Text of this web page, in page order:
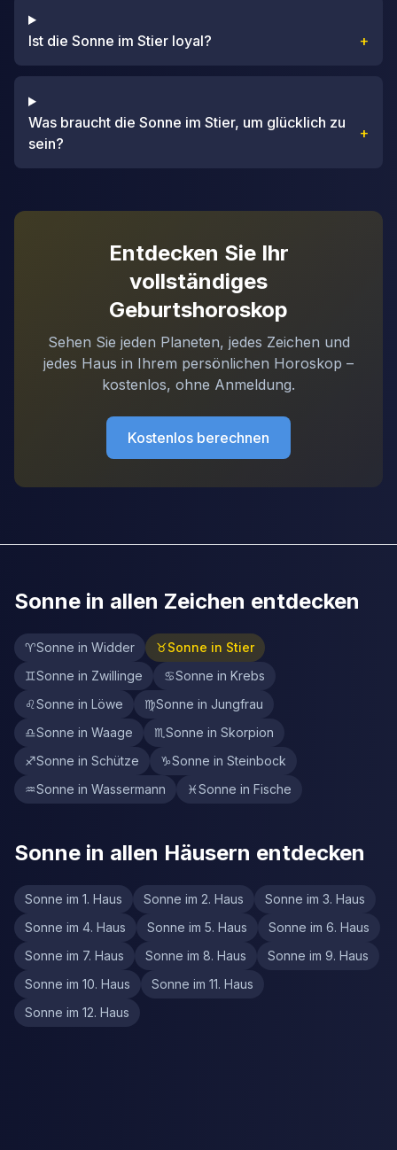
Ist die Sonne im Stier loyal? +
Was braucht die Sonne im Stier, um glücklich zu
sein?
+
Entdecken Sie Ihr
vollständiges
Geburtshoroskop
Sehen Sie jeden Planeten, jedes Zeichen und
jedes Haus in Ihrem persönlichen Horoskop –
kostenlos, ohne Anmeldung.
Kostenlos berechnen
Sonne in allen Zeichen entdecken
♈Sonne in Widder ♉Sonne in Stier
♊Sonne in Zwillinge ♋Sonne in Krebs
♌Sonne in Löwe ♍Sonne in Jungfrau
♎Sonne in Waage ♏ Sonne in Skorpion
♐Sonne in Schütze ♑Sonne in Steinbock
♒Sonne in Wassermann ♓Sonne in Fische
Sonne in allen Häusern entdecken
Sonne im 1. Haus Sonne im 2. Haus
Sonne im 3. Haus
Sonne im 4. Haus
Sonne im 5. Haus
Sonne im 6. Haus
Sonne im 7. Haus
Sonne im 8. Haus
Sonne im 9. Haus
Sonne im 10. Haus
Sonne im 11. Haus
Sonne im 12. Haus